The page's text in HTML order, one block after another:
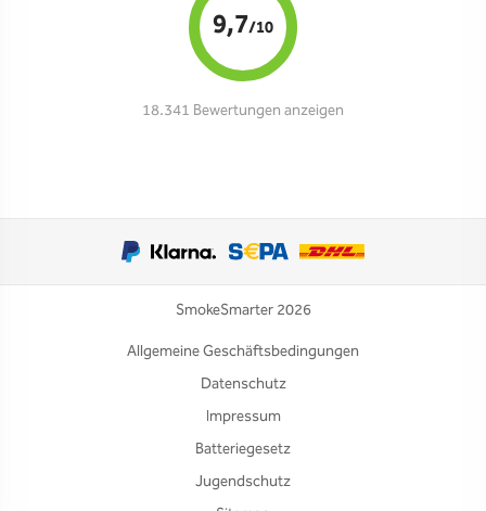
9,7/10
18.341 Bewertungen anzeigen
SmokeSmarter 2026
Allgemeine Geschäftsbedingungen
Datenschutz
Impressum
Batteriegesetz
Jugendschutz